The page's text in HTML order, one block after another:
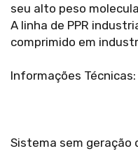
seu alto peso
A linha de PPR
comprimido em
Informações Técnicas:
Sistema sem geração